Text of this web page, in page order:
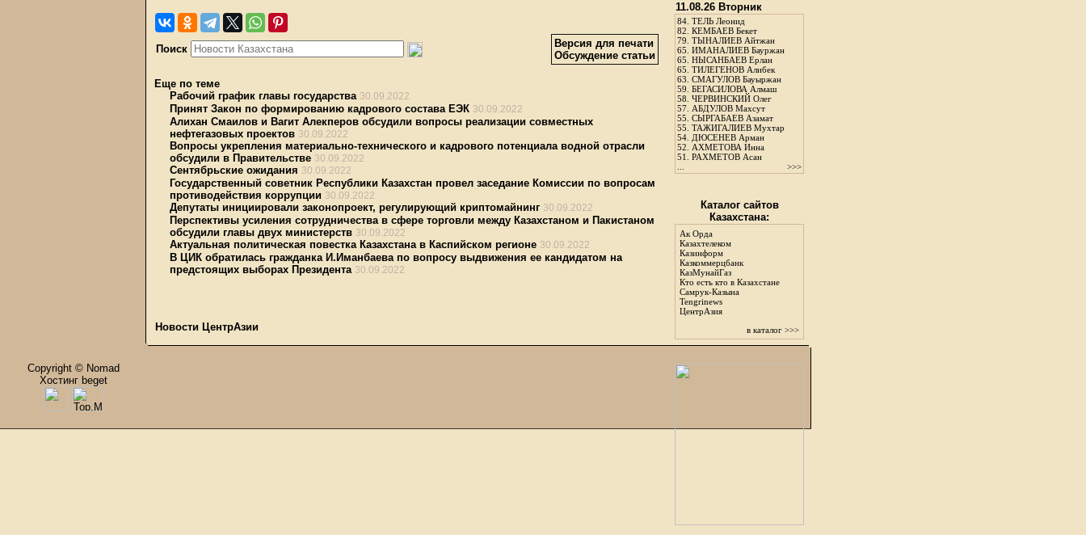
Поиск
Версия для печати
Обсуждение статьи
Еще по теме
Рабочий график главы государства 30.09.2022
Принят Закон по формированию кадрового состава ЕЭК 30.09.2022
Алихан Смаилов и Вагит Алекперов обсудили вопросы реализации совместных
нефтегазовых проектов 30.09.2022
Вопросы укрепления материально-технического и кадрового потенциала водной отрасли
обсудили в Правительстве 30.09.2022
Сентябрьские ожидания 30.09.2022
Государственный советник Республики Казахстан провел заседание Комиссии по вопросам
противодействия коррупции 30.09.2022
Депутаты инициировали законопроект, регулирующий криптомайнинг 30.09.2022
Перспективы усиления сотрудничества в сфере торговли между Казахстаном и Пакистаном
обсудили главы двух министерств 30.09.2022
Актуальная политическая повестка Казахстана в Каспийском регионе 30.09.2022
В ЦИК обратилась гражданка И.Иманбаева по вопросу выдвижения ее кандидатом на
предстоящих выборах Президента 30.09.2022
Новости ЦентрАзии
11.08.26 Вторник
84. ТЕЛЬ Леонид
82. КЕМБАЕВ Бекет
79. ТЫНАЛИЕВ Айтжан
65. ИМАНАЛИЕВ Бауржан
65. НЫСАНБАЕВ Ерлан
65. ТИЛЕГЕНОВ Алибек
63. СМАГУЛОВ Бауыржан
59. БЕГАСИЛОВА Алмаш
58. ЧЕРВИНСКИЙ Олег
57. АБДУЛОВ Махсут
55. СЫРГАБАЕВ Азамат
55. ТАЖИГАЛИЕВ Мухтар
54. ДЮСЕНЕВ Арман
52. АХМЕТОВА Инна
51. РАХМЕТОВ Асан
>>>
Каталог сайтов
Казахстана:
Ак Орда
Казахтелеком
Казинформ
Казкоммерцбанк
КазМунайГаз
Кто есть кто в Казахстане
Самрук-Казына
Tengrinews
ЦентрАзия
в каталог >>>
Copyright © Nomad
Хостинг beget